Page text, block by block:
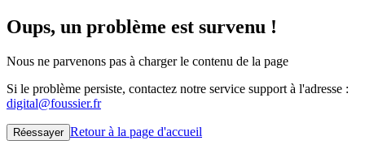
Oups, un problème est survenu !
Nous ne parvenons pas à charger le contenu de la page
Si le problème persiste, contactez notre service support à l'adresse :
digital@foussier.fr
Réessayer Retour à la page d'accueil